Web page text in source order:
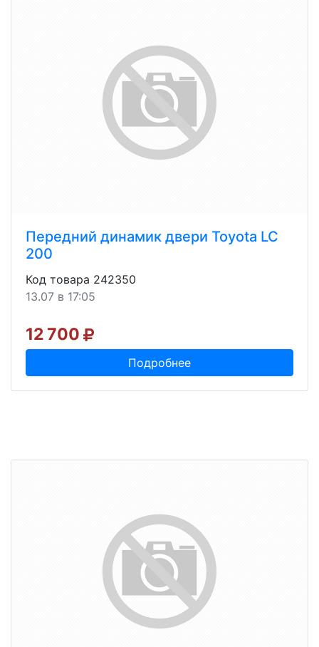
Передний динамик двери Toyota LC
200
Код товара 242350
13.07 в 17:05
12 700
Подробнее